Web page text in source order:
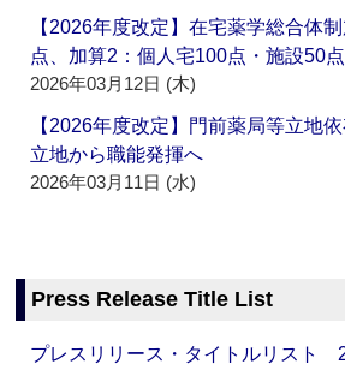
【2026年度改定】在宅薬学総合体
点、加算2：個人宅100点・施設50
2026年03月12日 (木)
【2026年度改定】門前薬局等立地
立地から職能発揮へ
2026年03月11日 (水)
Press Release Title List
プレスリリース・タイトルリスト